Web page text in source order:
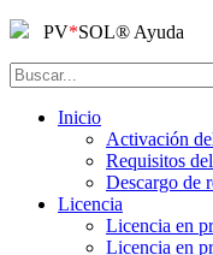
PV*SOL® Ayuda
Inicio
Activación
Requisitos
Descargo de
Licencia
Licencia en
Licencia en